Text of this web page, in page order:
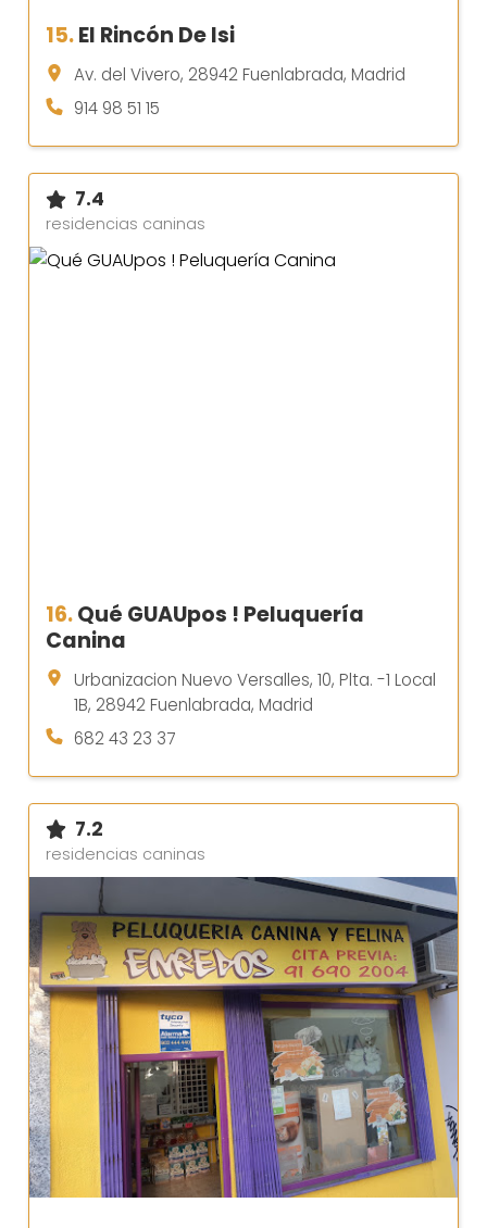
15.El Rincón De Isi
Av. del Vivero, 28942 Fuenlabrada, Madrid
914 98 51 15
7.4
residencias caninas
16.Qué GUAUpos ! Peluquería
Canina
Urbanizacion Nuevo Versalles, 10, Plta. -1 Local
1B, 28942 Fuenlabrada, Madrid
682 43 23 37
7.2
residencias caninas